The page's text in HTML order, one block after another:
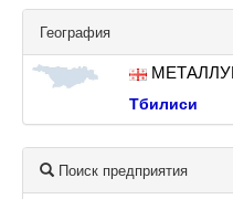
География
Тбилиси
Поиск предприятия